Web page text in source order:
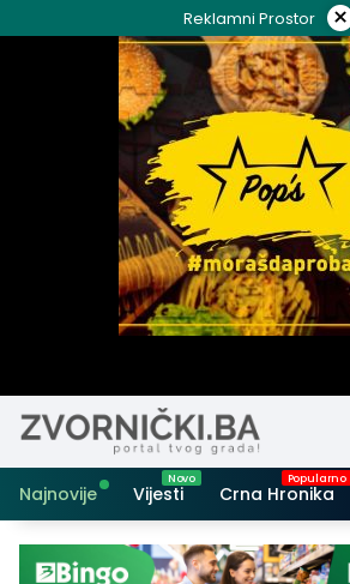
to
Reklamni Prostor ×
Najnovije Vijesti Crna Hronika